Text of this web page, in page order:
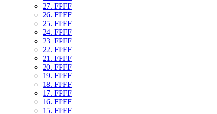
27. FPFF
26. FPFF
25. FPFF
24. FPFF
23. FPFF
22. FPFF
21. FPFF
20. FPFF
19. FPFF
18. FPFF
17. FPFF
16. FPFF
15. FPFF